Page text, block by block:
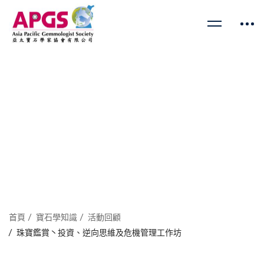
首頁 寶石學知識
活動回顧
珠寶鑑賞丶投資、逆向思維及危機管理工作坊